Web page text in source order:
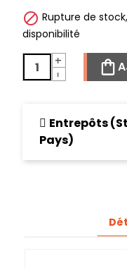
 Rupture de
disponibilité
-
+
Entrepôts
Pays)